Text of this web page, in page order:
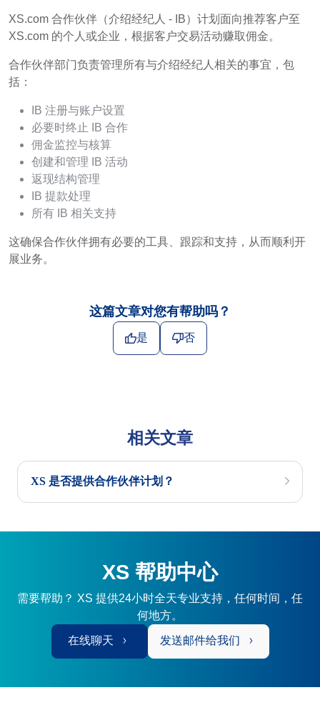
XS.com 合作伙伴（介绍经纪人 - IB）计划面向推荐客户至
XS.com 的个人或企业，根据客户交易活动赚取佣金。
合作伙伴部门负责管理所有与介绍经纪人相关的事宜，包
括：
IB 注册与账户设置
必要时终止 IB 合作
佣金监控与核算
创建和管理 IB 活动
返现结构管理
IB 提款处理
所有 IB 相关支持
这确保合作伙伴拥有必要的工具、跟踪和支持，从而顺利开
展业务。
这篇文章对您有帮助吗？
是 否
相关文章
XS 是否提供合作伙伴计划？
XS 帮助中心
需要帮助？ XS 提供24小时全天专业支持，任何时间，任
何地方。
在线聊天 发送邮件给我们